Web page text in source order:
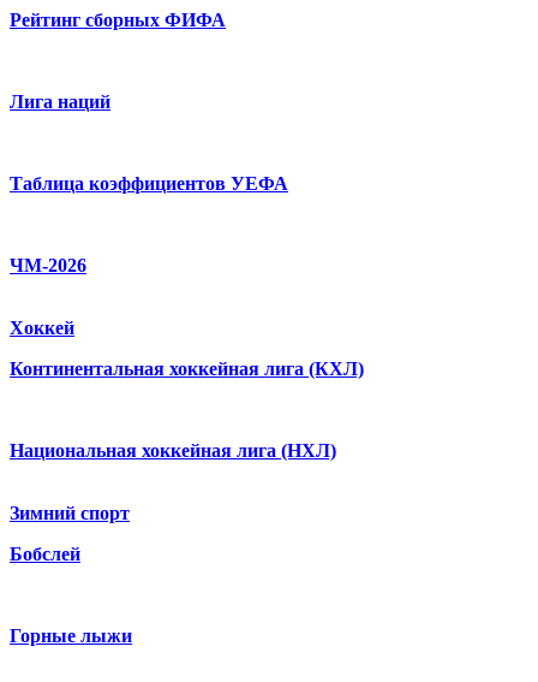
Рейтинг сборных ФИФА
Лига наций
Таблица коэффициентов УЕФА
ЧМ-2026
Хоккей
Континентальная хоккейная лига (КХЛ)
Национальная хоккейная лига (НХЛ)
Зимний спорт
Бобслей
Горные лыжи